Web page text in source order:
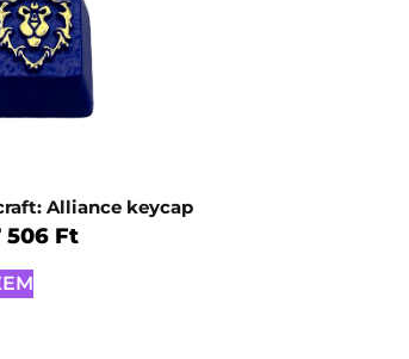
Alliance keycap
506 Ft